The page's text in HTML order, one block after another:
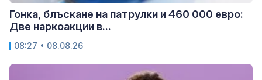
Гонка, блъскане на патрулки и 460 000 евро:
Две наркоакции в...
08:27 • 08.08.26